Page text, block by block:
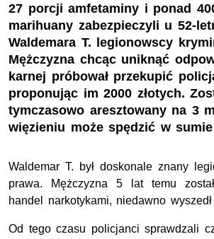
27 porcji amfetaminy i ponad
marihuany zabezpieczyli u 52-
Waldemara T. legionowscy
Mężczyzna chcąc uniknąć
karnej próbował przekupić
proponując im 2000 złotych.
tymczasowo aresztowany na 3
więzieniu może spędzić w
Waldemar T. był doskonale znany
prawa. Mężczyzna 5 lat temu
handel narkotykami, niedawno
Od tego czasu policjanci sprawdzali